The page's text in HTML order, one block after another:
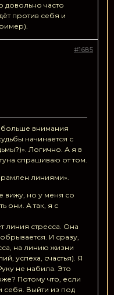
довольно часто
против себя и
#1685
больше внимания
начинается с
Логично. А я в
спрашиваю от том.
линиями».
вижу, но у меня со
они. А так, я с
линия стресса. Она
И сразу,
на линию жизни
успеха, счастья). Я
не набила. Это
Потому что, если
себя. Выйти из под